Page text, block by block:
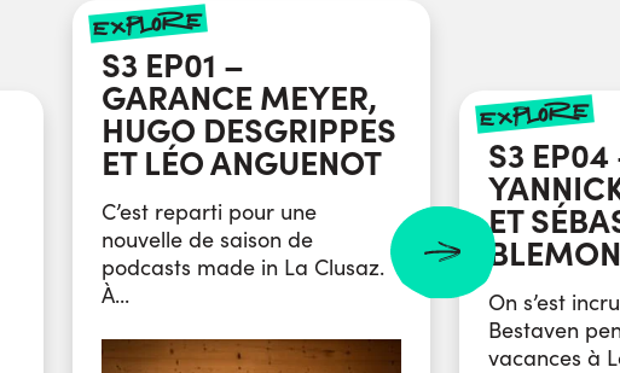
explore
S3 EP01 –
GARANCE MEYER,
HUGO DESGRIPPES
ET LÉO ANGUENOT
C’est reparti pour une
nouvelle de saison de
podcasts made in La Clusaz.
À...
explore
S3 EP04
ET
BLEMON
On s’est
Bestaven
vacances à